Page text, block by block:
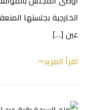
عين […]
اقرأ المزيد